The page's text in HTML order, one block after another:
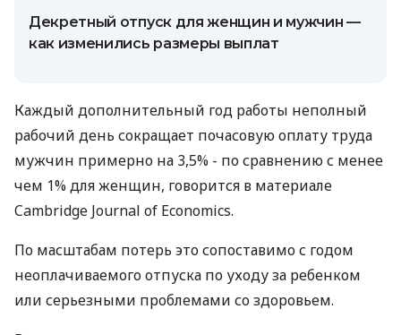
Декретный отпуск для женщин и мужчин —
как изменились размеры выплат
Каждый дополнительный год работы неполный
рабочий день сокращает почасовую оплату труда
мужчин примерно на 3,5% - по сравнению с менее
чем 1% для женщин, говорится в материале
Cambridge Journal of Economics.
По масштабам потерь это сопоставимо с годом
неоплачиваемого отпуска по уходу за ребенком
или серьезными проблемами со здоровьем.